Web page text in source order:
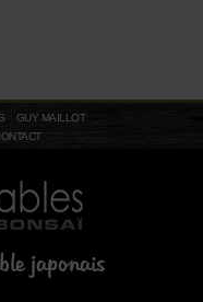
GUY MAILLOT
japonais